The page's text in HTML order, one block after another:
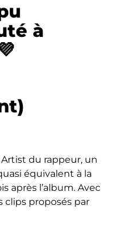
à
du rappeur, un
équivalent à la
après l’album. Avec
clips proposés par